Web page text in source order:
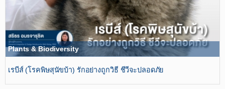
Plants & Biodiversity
เรบีส์ (โรคพิษสุนัขบ้า) รักอย่างถูกวิธี ชีวีจะปลอดภัย